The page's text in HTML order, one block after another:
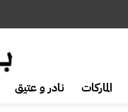
الماركات نادر و عتيق